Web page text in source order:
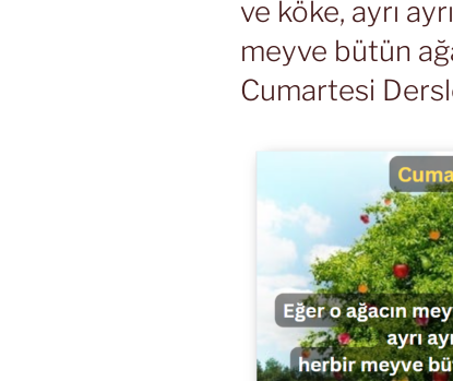
ve köke, ayrı
meyve bütün
Cumartesi